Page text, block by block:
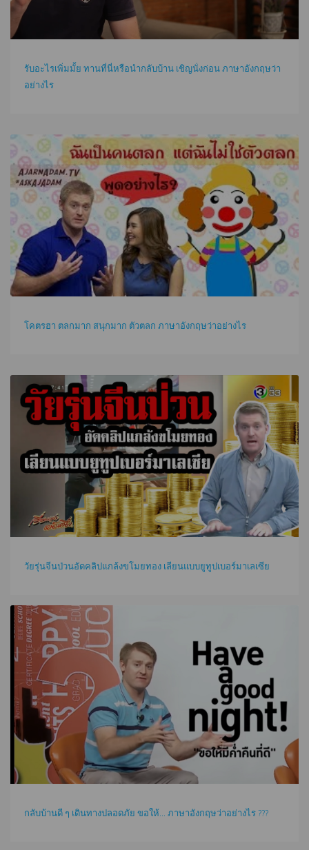
รับอะไรเพิ่มมั้ย ทานที่นี่หรือนำกลับบ้าน เชิญนั่งก่อน ภาษาอังกฤษว่า
อย่างไร
โคตรฮา ตลกมาก สนุกมาก ตัวตลก ภาษาอังกฤษว่าอย่างไร
วัยรุ่นจีนป่วนอัดคลิปแกล้งขโมยทอง เลียนแบบยูทูปเบอร์มาเลเซีย
กลับบ้านดี ๆ เดินทางปลอดภัย ขอให้... ภาษาอังกฤษว่าอย่างไร ???